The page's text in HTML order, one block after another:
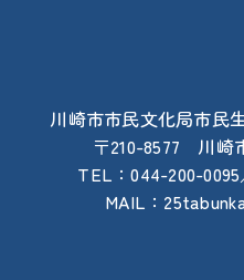
川崎市市民文化局市民
〒210-8577 川崎
TEL：044-200-
MAIL：